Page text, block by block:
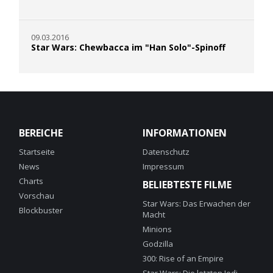
09.03.2016
Star Wars: Chewbacca im "Han Solo"-Spinoff
BEREICHE
Startseite
News
Charts
Vorschau
Blockbuster
INFORMATIONEN
Datenschutz
Impressum
BELIEBTESTE FILME
Star Wars: Das Erwachen der
Macht
Minions
Godzilla
300: Rise of an Empire